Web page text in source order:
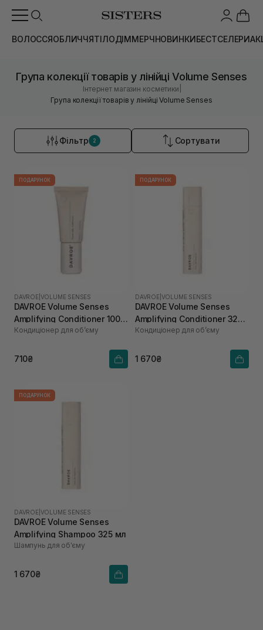
ВОЛОССЯОБЛИЧЧЯТІЛОДІММЕРЧНОВИНКИБЕСТСЕЛЕРИ
Група колекції товарів у лінійці Volume Senses
Інтернет магазин косметики
Група колекції товарів у лінійці Volume Senses
Фільтр 2 Сортувати
ПОДАРУНОК
DAVROE VOLUME SENSES
DAVROE Volume Senses
Amplifying Conditioner 100
мл
Кондиціонер для об’єму
710₴
ПОДАРУНОК
DAVROE VOLUME SENSES
DAVROE Volume Senses
Amplifying Conditioner 325
мл
Кондиціонер для об’єму
1 670₴
ПОДАРУНОК
DAVROE VOLUME SENSES
DAVROE Volume Senses
Amplifying Shampoo 325 мл
Шампунь для об'єму
1 670₴